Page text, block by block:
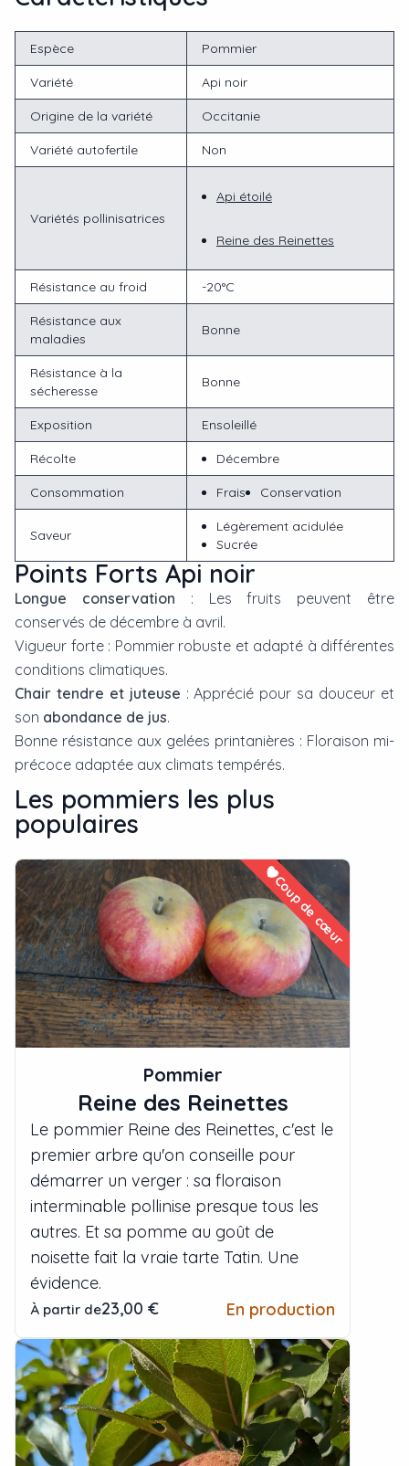
Espèce Pommier
Variété Api noir
Origine de la variété Occitanie
Variété autofertile Non
Variétés pollinisatrices
Api étoilé
Reine des Reinettes
Résistance au froid -20°C
Résistance aux
maladies
Bonne
Résistance à la
sécheresse
Bonne
Exposition Ensoleillé
Récolte Décembre
Consommation Frais Conservation
Saveur
Légèrement acidulée
Sucrée
Points Forts Api noir
Longue conservation : Les fruits peuvent être
conservés de décembre à avril.
Vigueur forte : Pommier robuste et adapté à différentes
conditions climatiques.
Chair tendre et juteuse : Apprécié pour sa douceur et
son abondance de jus.
Bonne résistance aux gelées printanières : Floraison mi-
précoce adaptée aux climats tempérés.
Les pommiers les plus
populaires
Coup de cœur
Pommier
Reine des Reinettes
Le pommier Reine des Reinettes, c'est le
premier arbre qu'on conseille pour
démarrer un verger : sa floraison
interminable pollinise presque tous les
autres. Et sa pomme au goût de
noisette fait la vraie tarte Tatin. Une
évidence.
À partir de23,00 € En production